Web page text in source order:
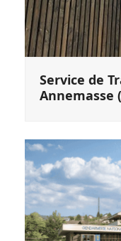
Service de
Annemasse